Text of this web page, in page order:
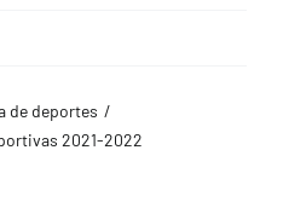
de deportes
2021-2022